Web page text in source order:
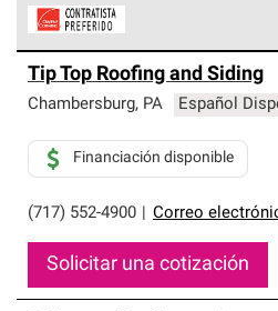
parte de una red exclusiva de
que cumplen con altos
Tip Top Roofing and Siding
Chambersburg, PA Español
(717) 552-4900 Correo
Financiación disponible
Solicitar una cotización